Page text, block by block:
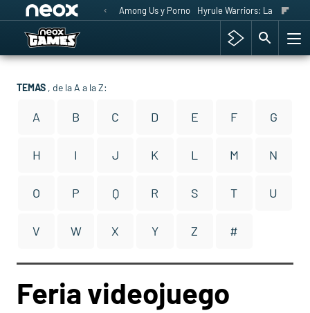
Among Us y Porno Hyrule Warriors: La Era del
TEMAS , de la A a la Z:
A B C D E F G
H I J K L M N
O P Q R S T U
V W X Y Z #
Feria videojuego